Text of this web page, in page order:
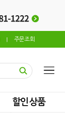
주문조회
할인상품